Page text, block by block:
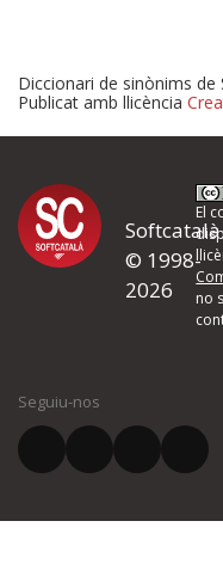
d'errors
Si heu trobat un error o
quina és la millora que
El vostre correu
Diccionari de sinònims de
Publicat amb llicència
Softcatalà
© 1998-
2026
El
no
Seguiu-nos